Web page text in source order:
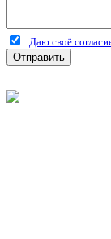
Даю своё
Отправить